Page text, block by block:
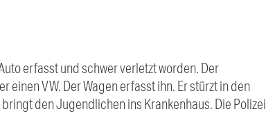
erfasst und schwer verletzt worden. Der
VW. Der Wagen erfasst ihn. Er stürzt in den
den Jugendlichen ins Krankenhaus. Die Polizei